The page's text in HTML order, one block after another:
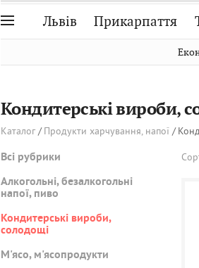
Львів Прикарпаття
Чернівці
Кондитерські вироби,
Каталог Продукти харчування, напої
Всі рубрики
Алкогольні, безалкогольні
напої, пиво
Кондитерські вироби,
солодощі
М'ясо, м'ясопродукти